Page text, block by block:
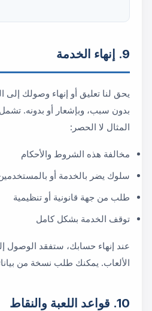
9. إنهاء الخدمة
يحق لنا تعليق أو إنهاء وصولك
بدون سبب، وبإشعار أو بدونه.
المثال لا الحصر:
مخالفة هذه الشروط والأحكام
سلوك يضر بالخدمة أو
طلب من جهة قانونية أو تنظيمية
توقف الخدمة بشكل كامل
عند إنهاء حسابك، ستفقد الوصول
الألعاب. يمكنك طلب نسخة من
10. قواعد اللعبة والنقاط